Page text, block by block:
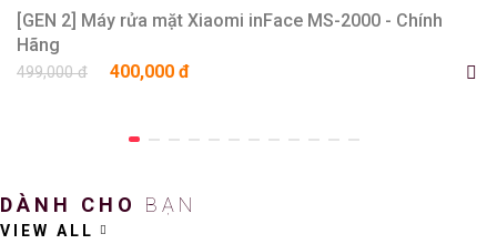
[GEN 2] Máy rửa mặt Xiaomi inFace MS-2000 - Chính
Hãng
499,000 đ 400,000 đ
DÀNH CHO BẠN
VIEW ALL